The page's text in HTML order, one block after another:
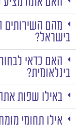
מהם השירותים
בישראל?
האם כדאי
בינלאומית?
באילו שפות
אילו תחומי